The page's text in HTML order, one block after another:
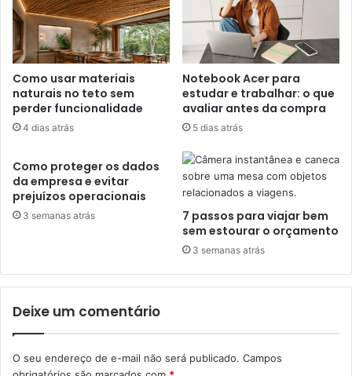
Como usar materiais
naturais no teto sem
perder funcionalidade
4 dias atrás
Notebook Acer para
estudar e trabalhar: o que
avaliar antes da compra
5 dias atrás
Como proteger os dados
da empresa e evitar
prejuízos operacionais
3 semanas atrás
7 passos para viajar bem
sem estourar o orçamento
3 semanas atrás
Deixe um comentário
O seu endereço de e-mail não será publicado. Campos